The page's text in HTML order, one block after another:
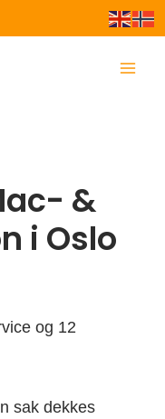
&
i Oslo
og 12
sak dekkes